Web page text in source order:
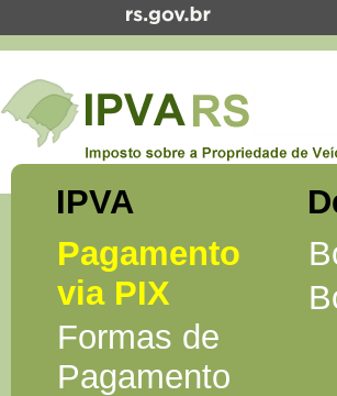
IPVA
Pagamento
via PIX
Formas de
Pagamento